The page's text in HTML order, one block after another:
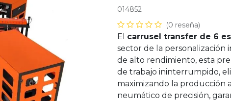
014852
(0 reseña)
El carrusel transfer de 6
sector de la personalización
de alto rendimiento, esta
de trabajo ininterrumpido,
maximizando la producción
neumático de precisión,